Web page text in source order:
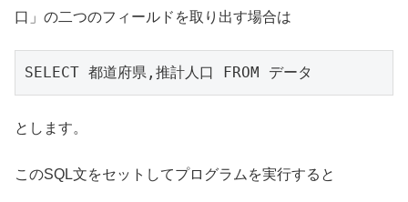
口」の二つのフィールドを取り出す場合は
とします。
このSQL文をセットしてプログラムを実行すると